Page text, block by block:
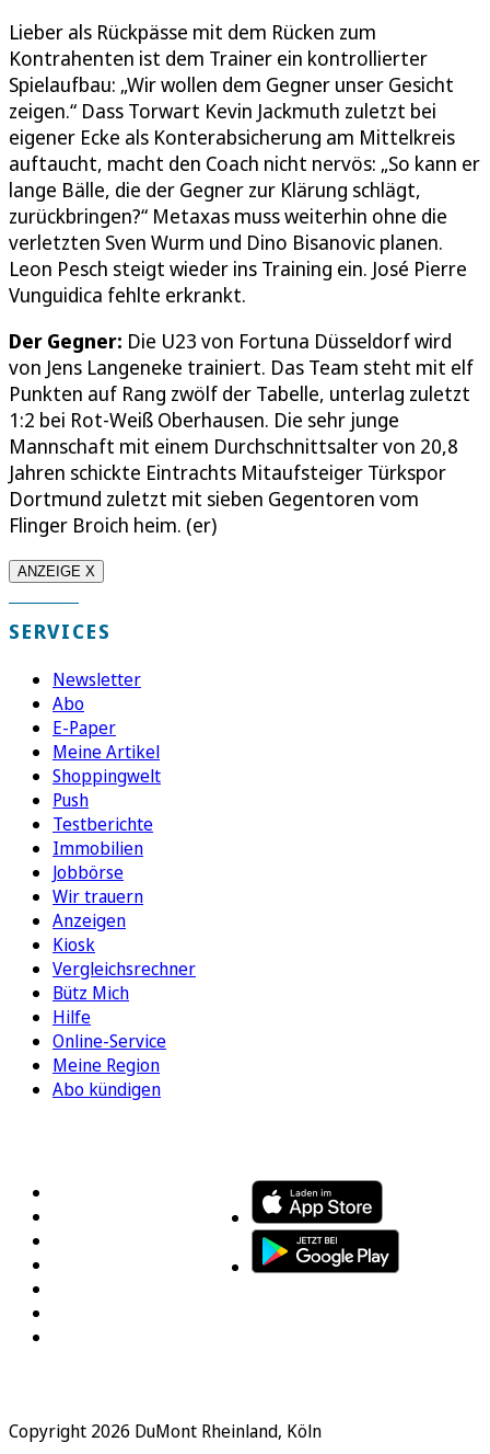
Lieber als Rückpässe mit dem Rücken zum
Kontrahenten ist dem Trainer ein kontrollierter
Spielaufbau: „Wir wollen dem Gegner unser Gesicht
zeigen.“ Dass Torwart Kevin Jackmuth zuletzt bei
eigener Ecke als Konterabsicherung am Mittelkreis
auftaucht, macht den Coach nicht nervös: „So kann er
lange Bälle, die der Gegner zur Klärung schlägt,
zurückbringen?“ Metaxas muss weiterhin ohne die
verletzten Sven Wurm und Dino Bisanovic planen.
Leon Pesch steigt wieder ins Training ein. José Pierre
Vunguidica fehlte erkrankt.
Der Gegner: Die U23 von Fortuna Düsseldorf wird
von Jens Langeneke trainiert. Das Team steht mit elf
Punkten auf Rang zwölf der Tabelle, unterlag zuletzt
1:2 bei Rot-Weiß Oberhausen. Die sehr junge
Mannschaft mit einem Durchschnittsalter von 20,8
Jahren schickte Eintrachts Mitaufsteiger Türkspor
Dortmund zuletzt mit sieben Gegentoren vom
Flinger Broich heim. (er)
ANZEIGE X
SERVICES
Newsletter
Abo
E-Paper
Meine Artikel
Shoppingwelt
Push
Testberichte
Immobilien
Jobbörse
Wir trauern
Anzeigen
Kiosk
Vergleichsrechner
Bütz Mich
Hilfe
Online-Service
Meine Region
Abo kündigen
Copyright 2026 DuMont Rheinland, Köln